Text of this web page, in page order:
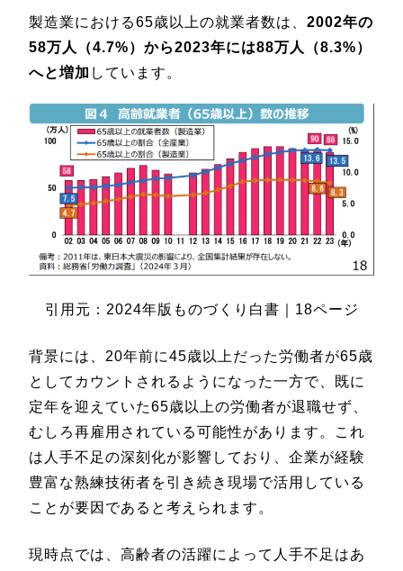
製造業における65歳以上の就業者数は、 2002年の
58万人（4.7%）から2023年には88万人（8.3%）
へと増加 しています。
引用元：2024年版ものづくり白書｜18ページ
背景には、20年前に45歳以上だった労働者が65歳
としてカウントされるようになった一方で、既に
定年を迎えていた65歳以上の労働者が退職せず、
むしろ再雇用されている可能性があります。これ
は人手不足の深刻化が影響しており、企業が経験
豊富な熟練技術者を引き続き現場で活用している
ことが要因であると考えられます。
現時点では、高齢者の活躍によって人手不足はあ